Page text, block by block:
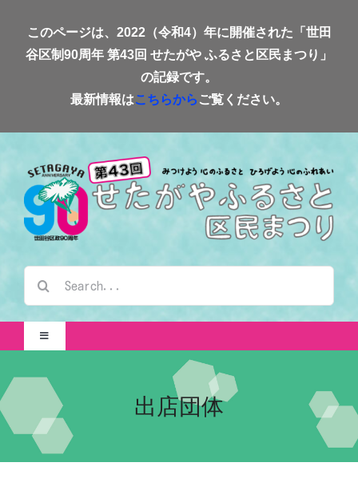
content
このページは、2022（令和4）年に開催された「世田
谷区制90周年 第43回 せたがや ふるさと区民まつり」
の記録です。
最新情報はこちらから ご覧ください。
…
Toggle
Navigation
団体紹介
出店団体